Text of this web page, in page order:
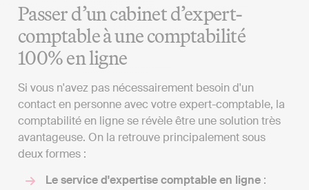
Passer d’un cabinet d’expert-
comptable à une comptabilité
100% en ligne
Si vous n'avez pas nécessairement besoin d'un
contact en personne avec votre expert-comptable, la
comptabilité en ligne se révèle être une solution très
avantageuse. On la retrouve principalement sous
deux formes :
Le service d'expertise comptable en ligne :